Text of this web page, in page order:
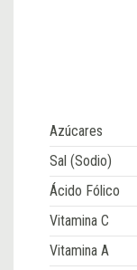
Azúcares
Sal (Sodio)
Ácido Fólico
Vitamina C
Vitamina A